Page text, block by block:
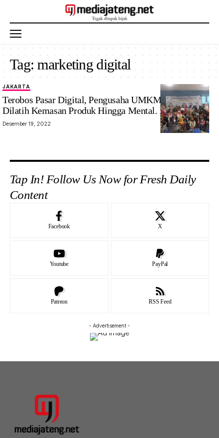
Tag:marketing digital
JAKARTA
Terobos Pasar Digital, Pengusaha UMKM Jakarta
Dilatih Kemasan Produk Hingga Mental. Ini Hasilnya
Desember 19, 2022
Tap In! Follow Us Now for Fresh Daily
Content
Facebook X
Youtube PayPal
Patreon RSS Feed
- Advertisement -